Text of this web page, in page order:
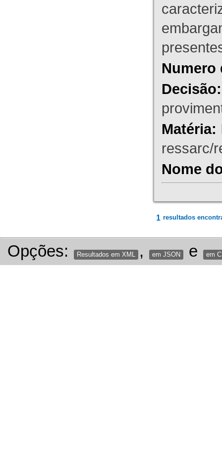
Numero
Decisão:
Matéria:
ressarc/
Nome
1 resultados
Opções: Resultados em XML , em JSON e em